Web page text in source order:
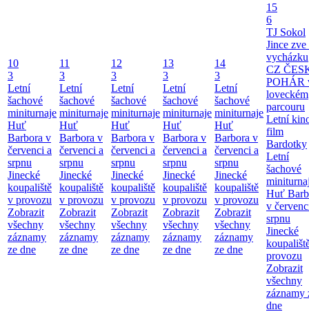
10
3
Letní
šachové
miniturnaje
Huť
Barbora v
červenci a
srpnu
Jinecké
koupaliště
v provozu
Zobrazit
všechny
záznamy
ze dne
11
3
Letní
šachové
miniturnaje
Huť
Barbora v
červenci a
srpnu
Jinecké
koupaliště
v provozu
Zobrazit
všechny
záznamy
ze dne
12
3
Letní
šachové
miniturnaje
Huť
Barbora v
červenci a
srpnu
Jinecké
koupaliště
v provozu
Zobrazit
všechny
záznamy
ze dne
13
3
Letní
šachové
miniturnaje
Huť
Barbora v
červenci a
srpnu
Jinecké
koupaliště
v provozu
Zobrazit
všechny
záznamy
ze dne
14
3
Letní
šachové
miniturnaje
Huť
Barbora v
červenci a
srpnu
Jinecké
koupaliště
v provozu
Zobrazit
všechny
záznamy
ze dne
15
6
TJ Sokol
Jince zve
vycházku
CZ
POHÁR
loveckém
parcouru
Letní
film
Bardotky
Letní
šachové
Huť
v
srpnu
Jinecké
provozu
Zobrazit
všechny
záznamy
dne